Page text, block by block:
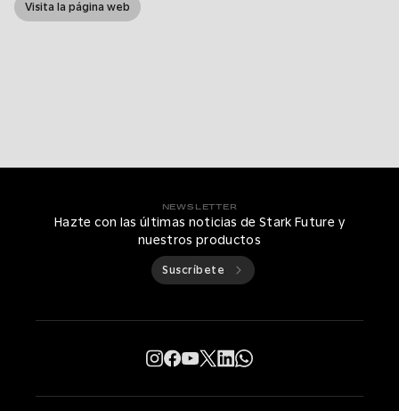
Visita la página web
NEWSLETTER
Hazte con las últimas noticias de Stark Future y
nuestros productos
Suscríbete